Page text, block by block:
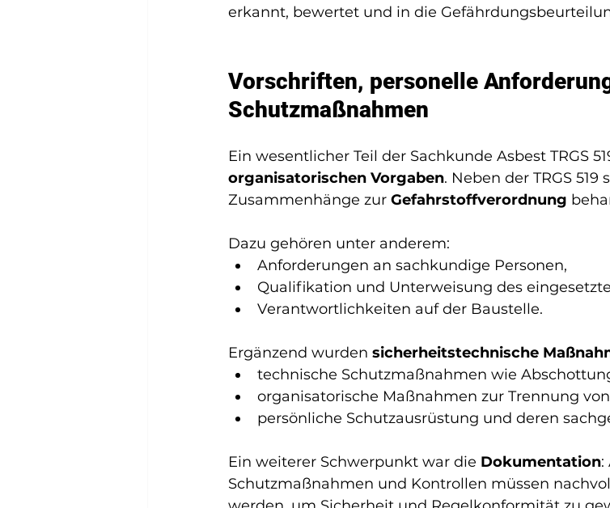
erkannt, bewertet und in die
Vorschriften, personelle
Schutzmaßnahmen
Ein wesentlicher Teil der Sachkunde Asbest TRGS
organisatorischen Vorgaben. Neben der TRGS
Zusammenhänge zur Gefahrstoffverordnung
Dazu gehören unter anderem:
Anforderungen an sachkundige Personen,
Qualifikation und Unterweisung des
Verantwortlichkeiten auf der Baustelle.
Ergänzend wurden sicherheitstechnische
technische Schutzmaßnahmen wie
organisatorische Maßnahmen zur Trennung
persönliche Schutzausrüstung und deren
Ein weiterer Schwerpunkt war die Dokumentation:
Schutzmaßnahmen und Kontrollen müssen